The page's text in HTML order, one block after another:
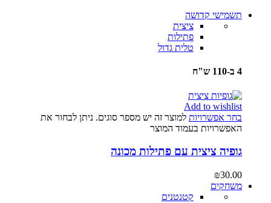
תשמישי קדושה
ציצית
פתילות
טלית גדול
4 ב-110 ש"ח
Add to wishlist
בחר אפשרויות למוצר זה יש מספר סוגים. ניתן לבחור את
האפשרויות בעמוד המוצר
גופיה ציצית עם פתילות מכונה
₪30.00
משחקים
קטנטנים